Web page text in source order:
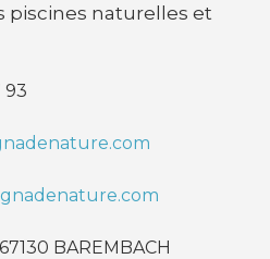
piscines naturelles et
93
BAREMBACH